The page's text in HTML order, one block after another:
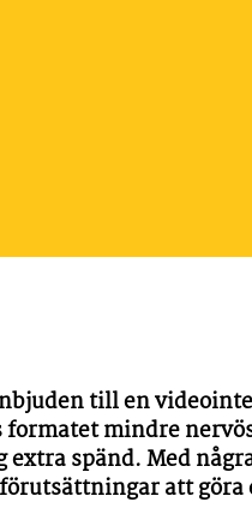
till en
formatet mindre
extra spänd. Med
att